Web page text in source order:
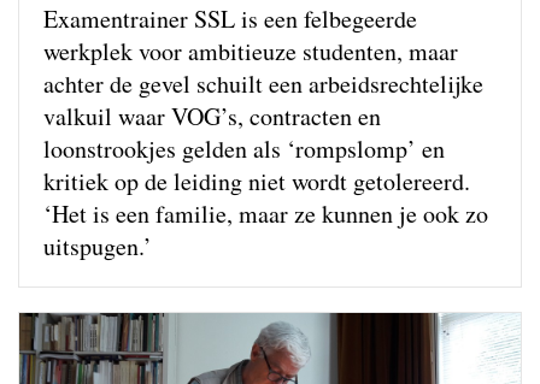
Examentrainer SSL is een felbegeerde
werkplek voor ambitieuze studenten, maar
achter de gevel schuilt een arbeidsrechtelijke
valkuil waar VOG’s, contracten en
loonstrookjes gelden als ‘rompslomp’ en
kritiek op de leiding niet wordt getolereerd.
‘Het is een familie, maar ze kunnen je ook zo
uitspugen.’